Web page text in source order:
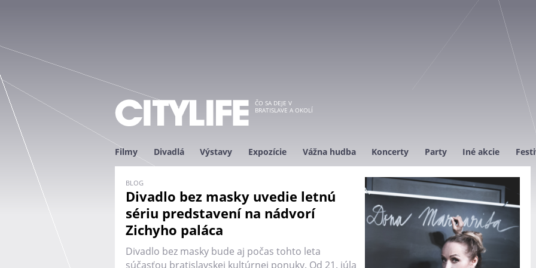
ČO SA DEJE V
BRATISLAVE A OKOLÍ
Filmy Divadlá Výstavy Expozície Vážna hudba Koncerty Party Iné akcie
Divadlo bez masky uvedie letnú
sériu predstavení na nádvorí
Zichyho paláca
Divadlo bez masky bude aj počas tohto leta
súčasťou bratislavskej kultúrnej ponuky. Od 21. júla
BLOG